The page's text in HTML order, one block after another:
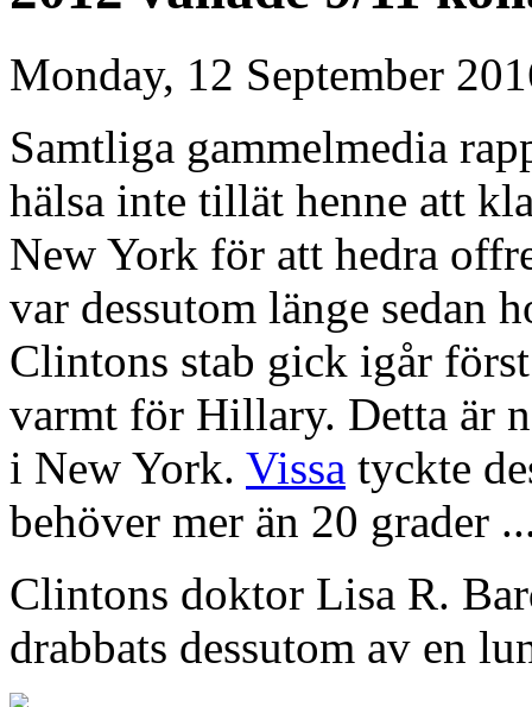
Monday, 12 September
Samtliga gammelmedia
hälsa inte tillät henne att
New York för att hedra
var dessutom länge sedan
Clintons stab gick igår
varmt för Hillary. Detta är
i New York. Vissa tyckte
behöver mer än 20 grader
Clintons doktor Lisa R.
drabbats dessutom av en